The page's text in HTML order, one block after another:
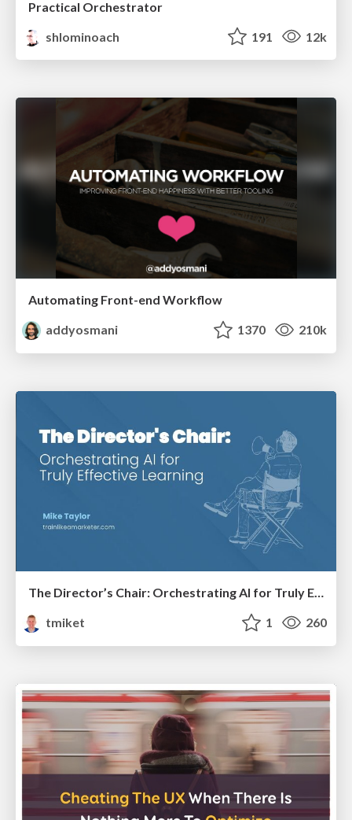
Practical Orchestrator
shlominoach
191 12k
Automating Front-end Workflow
addyosmani
1370 210k
The Director’s Chair: Orchestrating AI for Truly Effective Learning
tmiket
1 260